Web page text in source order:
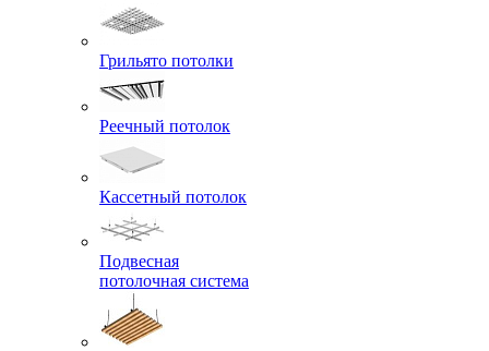
Грильято потолки
Реечный потолок
Кассетный потолок
Подвесная
потолочная система